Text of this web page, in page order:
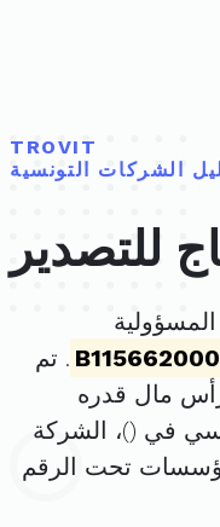
TROVIT
الشركات التونسية
للتصدير
B115662000 . تم
في ()، الشركة
تحت الرقم